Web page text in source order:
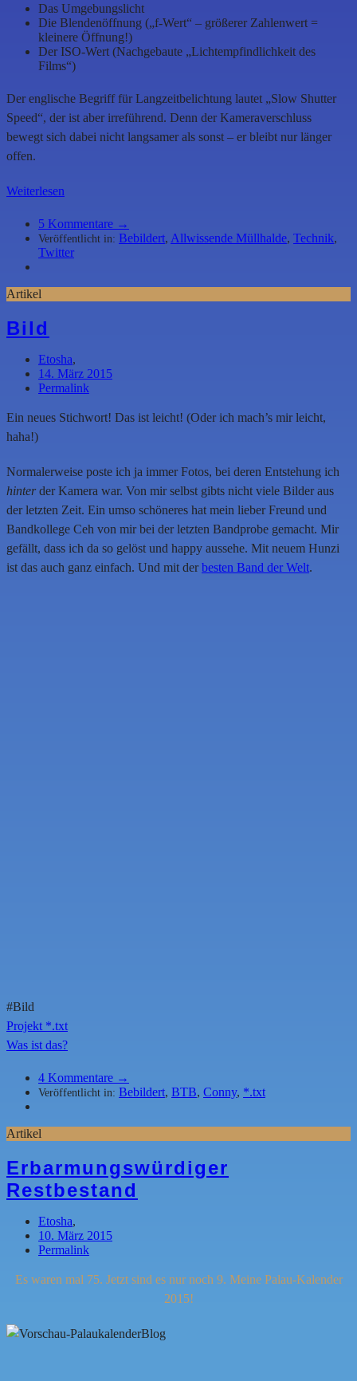
Das Umgebungslicht
Die Blendenöffnung („f-Wert“ – größerer Zahlenwert =
kleinere Öffnung!)
Der ISO-Wert (Nachgebaute „Lichtempfindlichkeit des
Films“)
Der englische Begriff für Langzeitbelichtung lautet „Slow Shutter
Speed“, der ist aber irreführend. Denn der Kameraverschluss
bewegt sich dabei nicht langsamer als sonst – er bleibt nur länger
offen.
Weiterlesen
5 Kommentare →
Veröffentlicht in: Bebildert, Allwissende Müllhalde, Technik,
Twitter
Artikel
Bild
Etosha,
14. März 2015
Permalink
Ein neues Stichwort! Das ist leicht! (Oder ich mach’s mir leicht,
haha!)
Normalerweise poste ich ja immer Fotos, bei deren Entstehung ich
hinterder Kamera war. Von mir selbst gibts nicht viele Bilder aus
der letzten Zeit. Ein umso schöneres hat mein lieber Freund und
Bandkollege Ceh von mir bei der letzten Bandprobe gemacht. Mir
gefällt, dass ich da so gelöst und happy aussehe. Mit neuem Hunzi
ist das auch ganz einfach. Und mit derbesten Band der Welt.
#Bild
Projekt *.txt
Was ist das?
4 Kommentare →
Veröffentlicht in: Bebildert, BTB, Conny, *.txt
Artikel
Erbarmungswürdiger
Restbestand
Etosha,
10. März 2015
Permalink
Es waren mal 75. Jetzt sind es nur noch 9. Meine Palau-Kalender
2015!